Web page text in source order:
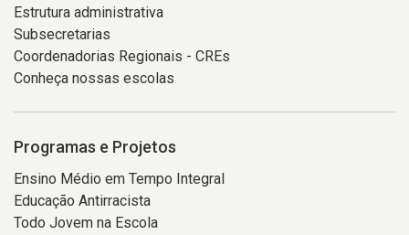
Estrutura administrativa
Subsecretarias
Coordenadorias Regionais - CREs
Conheça nossas escolas
Programas e Projetos
Ensino Médio em Tempo Integral
Educação Antirracista
Todo Jovem na Escola